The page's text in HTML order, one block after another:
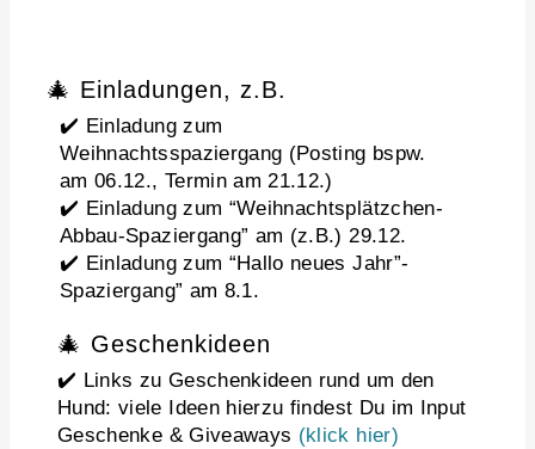
🎄 Einladungen, z.B.
✔️ Einladung zum
Weihnachtsspaziergang (Posting bspw.
am 06.12., Termin am 21.12.)
✔️ Einladung zum “Weihnachtsplätzchen-
Abbau-Spaziergang” am (z.B.) 29.12.
✔️ Einladung zum “Hallo neues Jahr”-
Spaziergang” am 8.1.
🎄 Geschenkideen
✔️ Links zu Geschenkideen rund um den
Hund: viele Ideen hierzu findest Du im Input
Geschenke & Giveaways (klick hier)